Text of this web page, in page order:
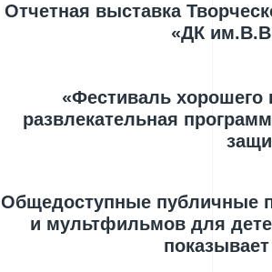
Отчетная выставка
«ДК
«Фестиваль хорошего
развлекательная
Общедоступные публичные
и мультфильмов для